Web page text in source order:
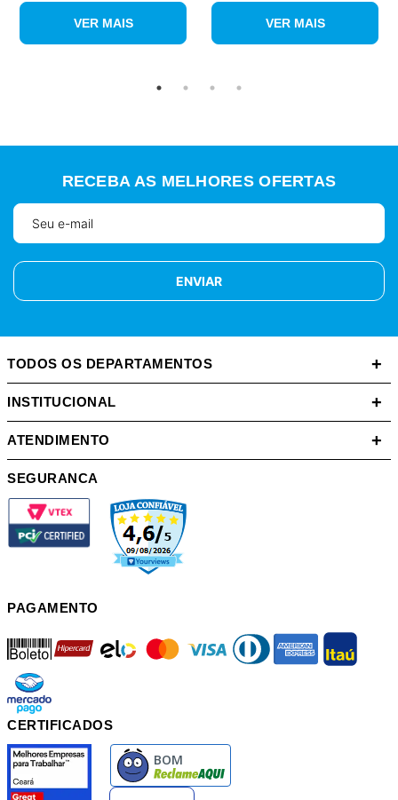
VER MAIS VER MAIS
RECEBA AS MELHORES OFERTAS
ENVIAR
TODOS OS DEPARTAMENTOS +
INSTITUCIONAL +
ATENDIMENTO +
SEGURANCA
PAGAMENTO
boleto mastercard diners american itau
mercadopago
CERTIFICADOS